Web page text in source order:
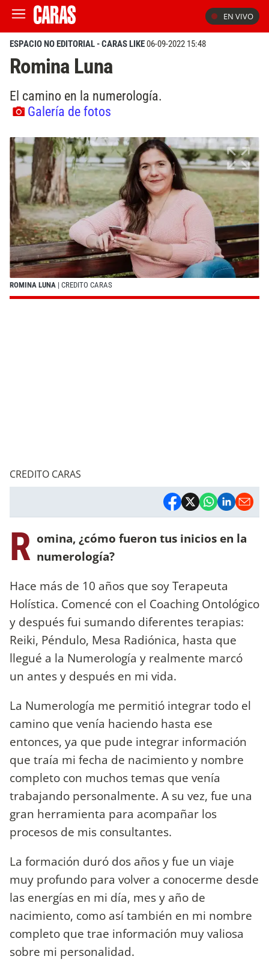
EN VIVO
ESPACIO NO EDITORIAL - CARAS LIKE06-09-2022 15:48
Romina Luna
El camino en la numerología.
Galería de fotos
ROMINA LUNA | CREDITO CARAS
CREDITO CARAS
R omina, ¿cómo fueron tus inicios en la
numerología?
Hace más de 10 años que soy Terapeuta
Holística. Comencé con el Coaching Ontológico
y después fui sumando diferentes terapias:
Reiki, Péndulo, Mesa Radiónica, hasta que
llegué a la Numerología y realmente marcó
un antes y después en mi vida.
La Numerología me permitió integrar todo el
camino que venía haciendo hasta ese
entonces, ya que pude integrar información
que traía mi fecha de nacimiento y nombre
completo con muchos temas que venía
trabajando personalmente. A su vez, fue una
gran herramienta para acompañar los
procesos de mis consultantes.
La formación duró dos años y fue un viaje
muy profundo para volver a conocerme desde
las energías en mi día, mes y año de
nacimiento, como así también en mi nombre
completo que trae información muy valiosa
sobre mi personalidad.